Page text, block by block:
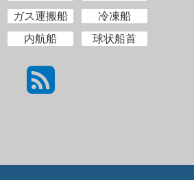
ガス運搬船
冷凍船
内航船 球状船首